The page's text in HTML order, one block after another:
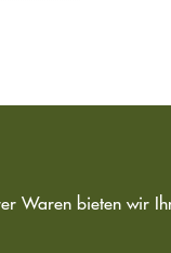
Waren bieten wir